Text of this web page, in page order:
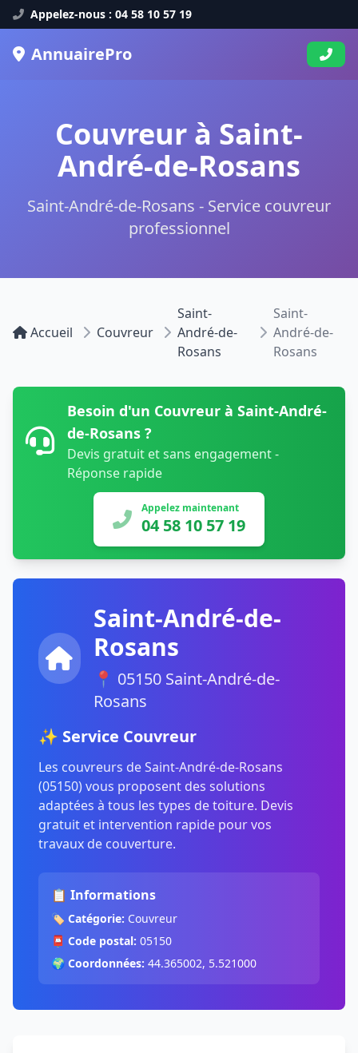
Appelez-nous : 04 58 10 57 19
AnnuairePro
Couvreur à Saint-
André-de-Rosans
Saint-André-de-Rosans - Service couvreur
professionnel
Accueil Couvreur
Saint-
André-de-
Rosans
Saint-
André-de-
Rosans
Besoin d'un Couvreur à Saint-André-
de-Rosans ?
Devis gratuit et sans engagement -
Réponse rapide
Appelez maintenant
04 58 10 57 19
Saint-André-de-
Rosans
📍 05150 Saint-André-de-
Rosans
✨ Service Couvreur
Les couvreurs de Saint-André-de-Rosans
(05150) vous proposent des solutions
adaptées à tous les types de toiture. Devis
gratuit et intervention rapide pour vos
travaux de couverture.
📋 Informations
🏷️ Catégorie: Couvreur
📮 Code postal: 05150
🌍 Coordonnées: 44.365002, 5.521000